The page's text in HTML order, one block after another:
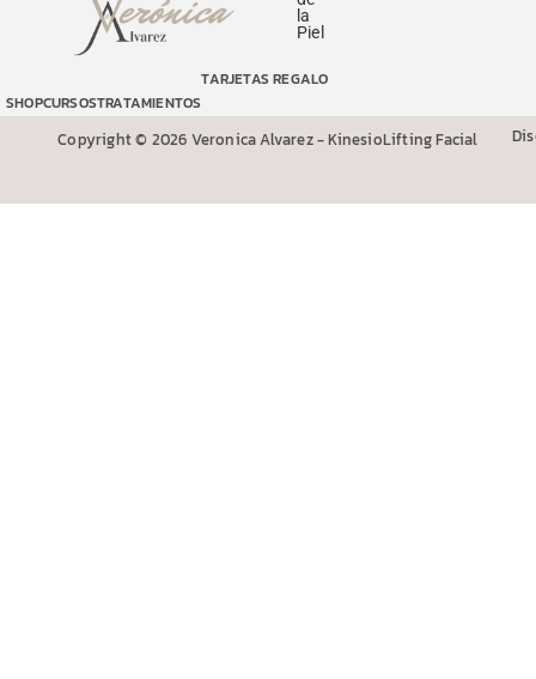
la
Piel
SHOPCURSOSTRATAMIENTOS
TARJETAS REGALO
Copyright © 2026 Veronica Alvarez - KinesioLifting Facial